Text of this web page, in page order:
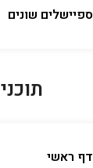
ספיישלים שונים
דף ראשי